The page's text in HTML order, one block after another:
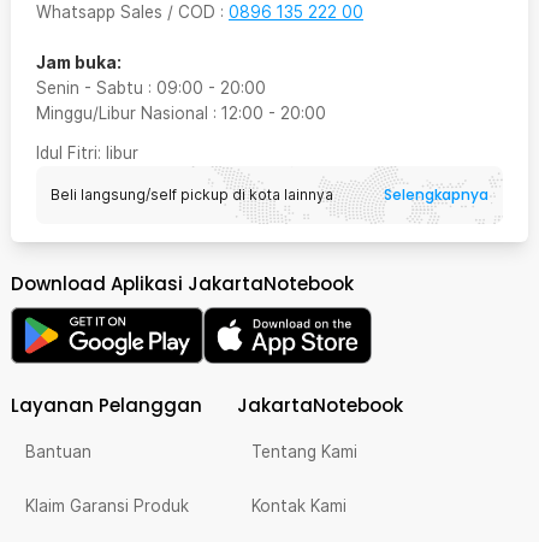
Whatsapp Sales / COD : 0896 135 222 00
Jam buka:
Senin - Sabtu : 09:00 - 20:00
Minggu/Libur Nasional : 12:00 - 20:00
Idul Fitri: libur
Beli langsung/self pickup di kota lainnya Selengkapnya
Download Aplikasi JakartaNotebook
Layanan Pelanggan
Bantuan
Klaim Garansi Produk
JakartaNotebook
Tentang Kami
Kontak Kami